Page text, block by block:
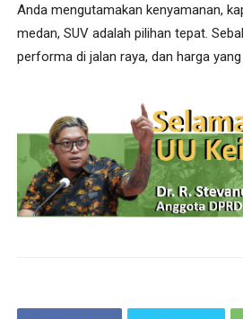
Anda mengutamakan kenyamanan,
medan, SUV adalah pilihan tepat.
performa di jalan raya, dan harga